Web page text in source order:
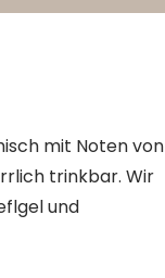
mit Noten von
trinkbar. Wir
und